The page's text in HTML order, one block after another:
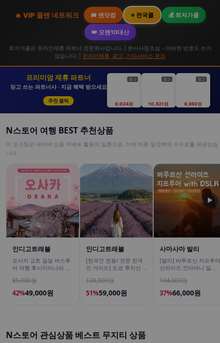
🔥 VIP 콜밴 네트워크 🚐 밴닷컴 ⭐ 전국콜 💰 최저가콜
👑 모밴10대산
최저가콜은 온라인제휴 파트너 전문회사입니다. | 본사사칭조심 - 어떠한 번호도 쓰지
않습니다. | 온라인제휴, 광고, 기타서비스 문의
프리미엄 제휴 파트너
믿고 쓰는 파트너사 · 지금 혜택 받으세요
추천 클릭
광고
9,024원
광고
10,821원
광고
8,892원
N스토어 여행 BEST 추천상품
이 포스팅은 네이버 쇼핑 커넥트 활동의 일환으로, 이에 따른 일정액의 수수료를 제공받습
니다.
인디고트래블
오사카 교토 일일 버스투
어 여행 후시미이나리 아
철학의길
85,000원
42%49,000원
인디고트래블
[한국인 전용/ 전문 한국
인 가이드] 도쿄 후지산 1
카와시계점/DSLR 사진촬
영
120,000원
51%59,000원
사마사마 발리
[발리] 바투르산 지프투어
선라이즈 낀따마니 일출
택시투어
104,000원
37%66,000원
▶
N스토어 관심상품 베스트 무지티 상품